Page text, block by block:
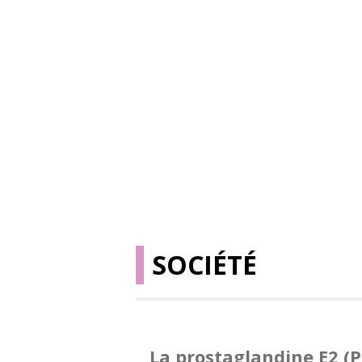
SOCIÉTÉ
La prostaglandine E2